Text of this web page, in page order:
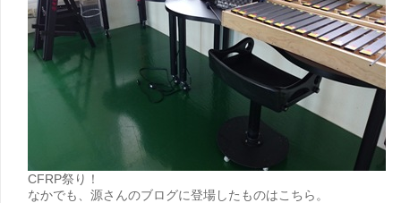
CFRP祭り！
なかでも、源さんのブログに登場したものはこちら。